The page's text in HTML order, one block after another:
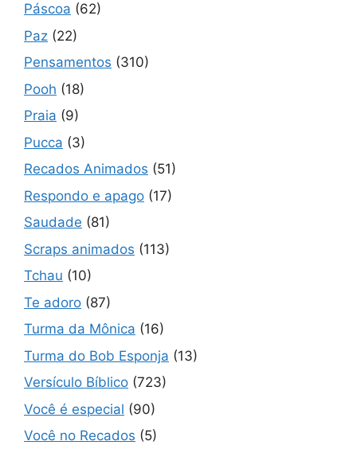
Páscoa (62)
Paz (22)
Pensamentos (310)
Pooh (18)
Praia (9)
Pucca (3)
Recados Animados (51)
Respondo e apago (17)
Saudade (81)
Scraps animados (113)
Tchau (10)
Te adoro (87)
Turma da Mônica (16)
Turma do Bob Esponja (13)
Versículo Bíblico (723)
Você é especial (90)
Você no Recados (5)